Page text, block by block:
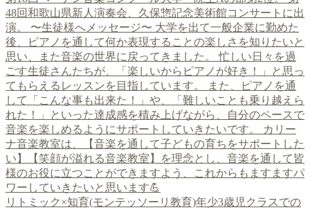
リトミック×知育(モンテッソーリ教育)年少3歳児クラスでの